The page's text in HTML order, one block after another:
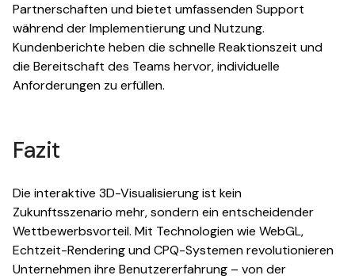
Partnerschaften und bietet umfassenden Support
während der Implementierung und Nutzung.
Kundenberichte heben die schnelle Reaktionszeit und
die Bereitschaft des Teams hervor, individuelle
Anforderungen zu erfüllen.
Fazit
Die interaktive 3D-Visualisierung ist kein
Zukunftsszenario mehr, sondern ein entscheidender
Wettbewerbsvorteil. Mit Technologien wie WebGL,
Echtzeit-Rendering und CPQ-Systemen revolutionieren
Unternehmen ihre Benutzererfahrung – von der